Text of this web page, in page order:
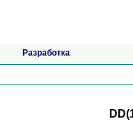
Разработка